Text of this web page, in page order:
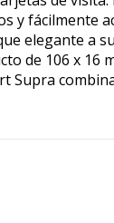
y fácilmente
elegante a
de 106 x 16